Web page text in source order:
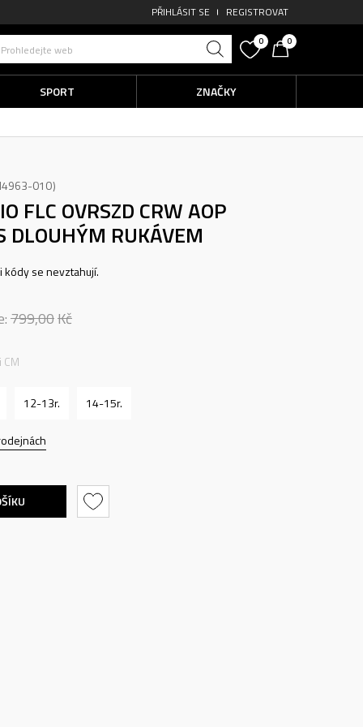
PŘIHLÁSIT SE REGISTROVAT
Prohledejte web
0 0
SPORT ZNAČKY
010
FLC OVRSZD CRW AOP
DLOUHÝM RUKÁVEM
kódy se nevztahují.
799,00Kč
12-13r. 14-15r.